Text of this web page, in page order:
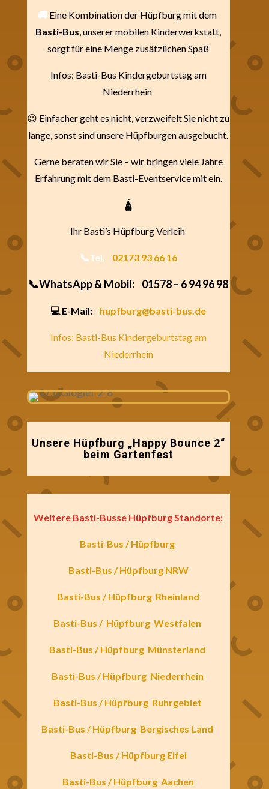
🚚 Eine Kombination der Hüpfburg mit dem
Basti-Bus , unserer mobilen Kinderwerkstatt,
sorgt für eine Menge zusätzlichen Spaß
Infos: Basti-Bus Kindergeburtstag am
Niederrhein
😉 Einfacher geht es nicht, verzweifelt Sie nicht zu
lange, sonst sind unsere Hüpfburgen ausgebucht.
Gerne beraten wir Sie – wir bringen viele Jahre
Erfahrung mit dem Basti-Eventservice mit ein.
🛕
Ihr Basti’s Hüpfburg Verleih
📞Tel. 02173 93 66 16
📞WhatsApp & Mobil: 01578 – 6 94 96 98
💻 E-Mail: hupfburg@basti-bus.de
Infos: Basti-Bus Kindergeburtstag am
Niederrhein
Unsere Hüpfburg „Happy Bounce 2“
beim Gartenfest
Weitere Basti-Busse Hüpfburg Standorte:
Basti-Bus / Hüpfburg
Basti-Bus / Hüpfburg NRW
Basti-Bus /Hüpfburg Rheinland
Basti-Bus / HüpfburgWestfalen
Basti-Bus / Hüpfburg Münsterland
Basti-Bus / Hüpfburg Niederrhein
Basti-Bus / Hüpfburg Ruhrgebiet
Basti-Bus / Hüpfburg Bergisches Land
Basti-Bus / Hüpfburg Eifel
Basti-Bus / Hüpfburg Aachen